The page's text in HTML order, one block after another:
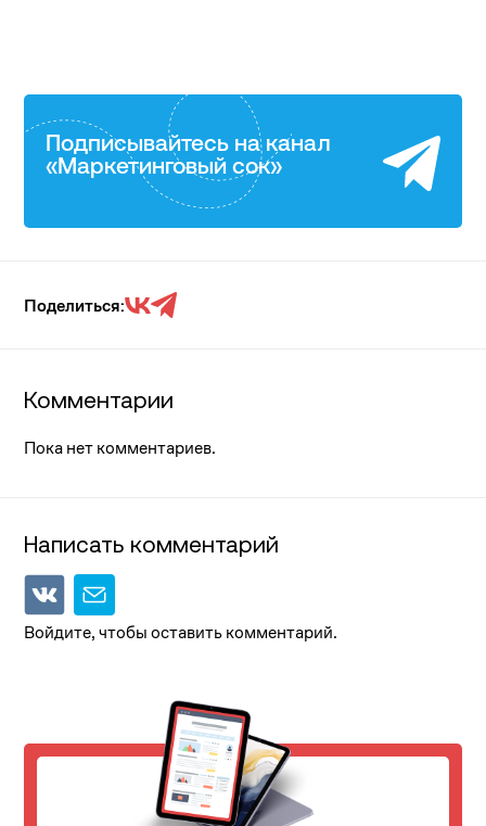
Подписывайтесь на канал
«Маркетинговый сок»
Поделиться:
Комментарии
Пока нет комментариев.
Написать комментарий
Войдите, чтобы оставить комментарий.